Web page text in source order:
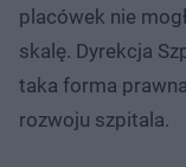
placówek nie
skalę. Dyrekcja
taka forma
rozwoju szpitala.